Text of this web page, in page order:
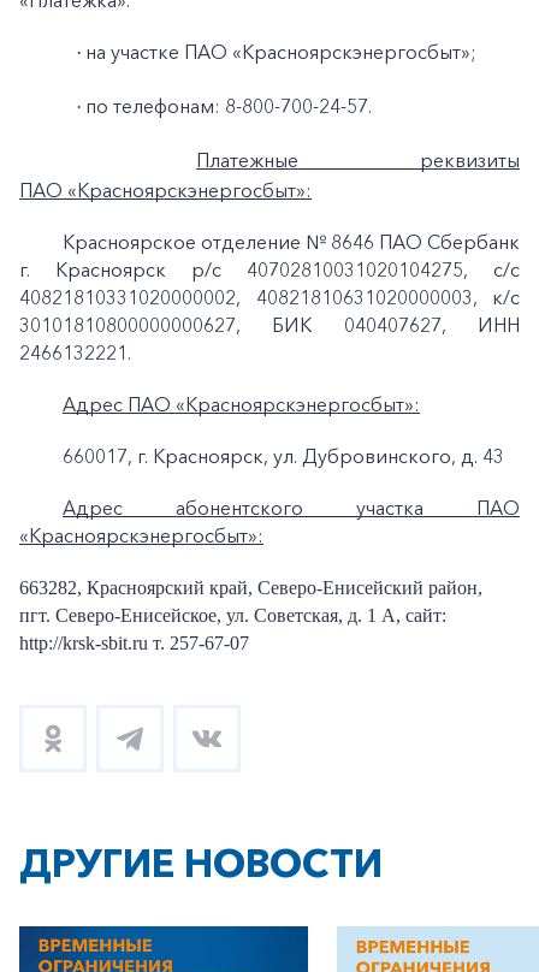
· на участке ПАО «Красноярскэнергосбыт»;
· по телефонам: 8-800-700-24-57.
Платежные реквизиты
ПАО «Красноярскэнергосбыт»:
Красноярское отделение № 8646 ПАО Сбербанк
г. Красноярск p/c 40702810031020104275, с/с
40821810331020000002, 40821810631020000003, к/c
30101810800000000627, БИК 040407627, ИНН
2466132221.
Адрес ПАО «Красноярскэнергосбыт»:
660017, г. Красноярск, ул. Дубровинского, д. 43
Адрес абонентского участка ПАО
«Красноярскэнергосбыт»:
663282, Красноярский край, Северо-Енисейский район,
пгт. Северо-Енисейское, ул. Советская, д. 1 А, сайт:
http://krsk-sbit.ru т. 257-67-07
ДРУГИЕ НОВОСТИ